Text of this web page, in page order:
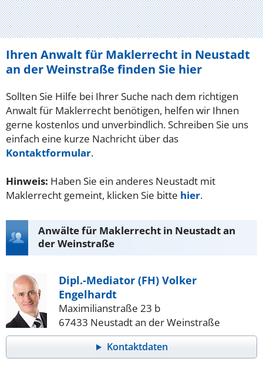
Ihren Anwalt für Maklerrecht in Neustadt
an der Weinstraße finden Sie hier
Sollten Sie Hilfe bei Ihrer Suche nach dem richtigen
Anwalt für Maklerrecht benötigen, helfen wir Ihnen
gerne kostenlos und unverbindlich. Schreiben Sie uns
einfach eine kurze Nachricht über das
Kontaktformular.
Hinweis: Haben Sie ein anderes Neustadt mit
Maklerrecht gemeint, klicken Sie bitte hier.
Anwälte für Maklerrecht in Neustadt an
der Weinstraße
Dipl.-Mediator (FH) Volker
Engelhardt
Maximilianstraße 23 b
67433 Neustadt an der Weinstraße
Kontaktdaten